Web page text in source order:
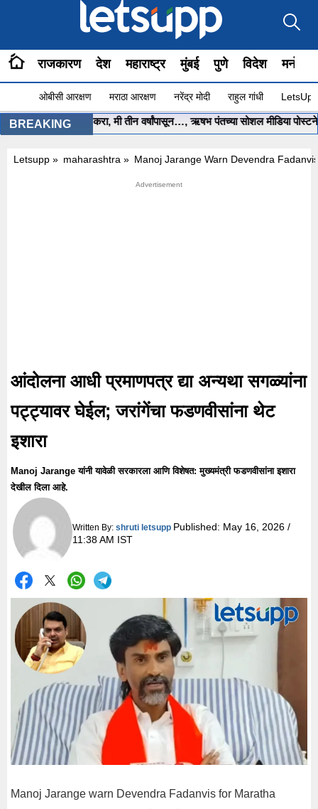
राजकारण देश महाराष्ट्र मुंबई पुणे विदेश
ओबीसी आरक्षण मराठा आरक्षण नरेंद्र मोदी राहुल गांधी
BREAKING
साहेब.. मला मदत करा, मी तीन वर्षांपासून…, ऋषभ पंतच्या सोशल मीडिया पोस्टने
Letsupp » maharashtra » Manoj Jarange Warn Devendra
आंदोलना आधी प्रमाणपत्र द्या अन्यथा सगळ्यांना
पट्ट्यावर घेईल; जरांगेंचा फडणवीसांना थेट
इशारा
Manoj Jarange यांनी यावेळी सरकारला आणि विशेषत: मुख्यमंत्री फडणवीसांना इशारा
देखील दिला आहे.
Written By: shruti letsupp Published: May 16, 2026 /
11:38 AM IST
Manoj Jarange warn Devendra Fadanvis for Maratha